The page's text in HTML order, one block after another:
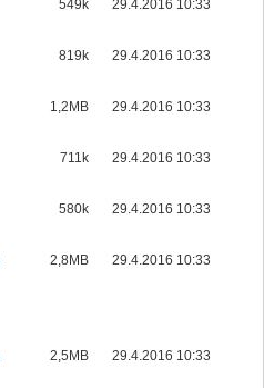
549k 29.4.2016 10:33
819k 29.4.2016 10:33
1,2MB 29.4.2016 10:33
711k 29.4.2016 10:33
580k 29.4.2016 10:33
2,8MB 29.4.2016 10:33
2,5MB 29.4.2016 10:33